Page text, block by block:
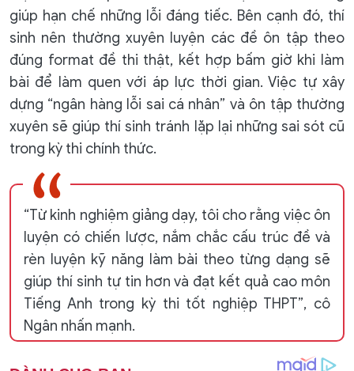
giúp hạn chế những lỗi đáng tiếc. Bên cạnh đó, thí
sinh nên thường xuyên luyện các đề ôn tập theo
đúng format đề thi thật, kết hợp bấm giờ khi làm
bài để làm quen với áp lực thời gian. Việc tự xây
dựng “ngân hàng lỗi sai cá nhân” và ôn tập thường
xuyên sẽ giúp thí sinh tránh lặp lại những sai sót cũ
trong kỳ thi chính thức.
“Từ kinh nghiệm giảng dạy, tôi cho rằng việc ôn
luyện có chiến lược, nắm chắc cấu trúc đề và
rèn luyện kỹ năng làm bài theo từng dạng sẽ
giúp thí sinh tự tin hơn và đạt kết quả cao môn
Tiếng Anh trong kỳ thi tốt nghiệp THPT”, cô
Ngân nhấn mạnh.